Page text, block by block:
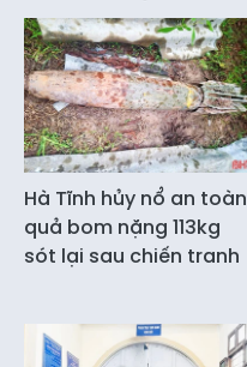
Hà Tĩnh hủy nổ an toàn
quả bom nặng 113kg
sót lại sau chiến tranh